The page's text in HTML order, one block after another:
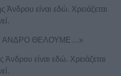
Άνδρου είναι εδώ. Χρειάζεται
ΑΝΔΡΟ ΘΕΛΟΥΜΕ…»
Άνδρου είναι εδώ. Χρειάζεται